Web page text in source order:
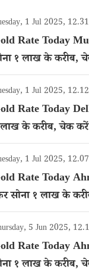
1 Jul 2025,
Rate Today
१ लाख के करीब,
का रेट
1 Jul 2025,
Rate Today
के करीब, चेक
का रेट
1 Jul 2025,
Rate Today
सोना १ लाख के
गोल्ड का रेट
5 Jun 2025,
Rate Today
१ लाख के करीब,